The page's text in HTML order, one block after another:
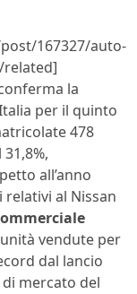
167327/auto-
related]
la
per il quinto
478
all’anno
al Nissan
vendute per
dal lancio
mercato del